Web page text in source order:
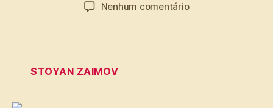
Nenhum comentárioem
STOYAN ZAIMOV